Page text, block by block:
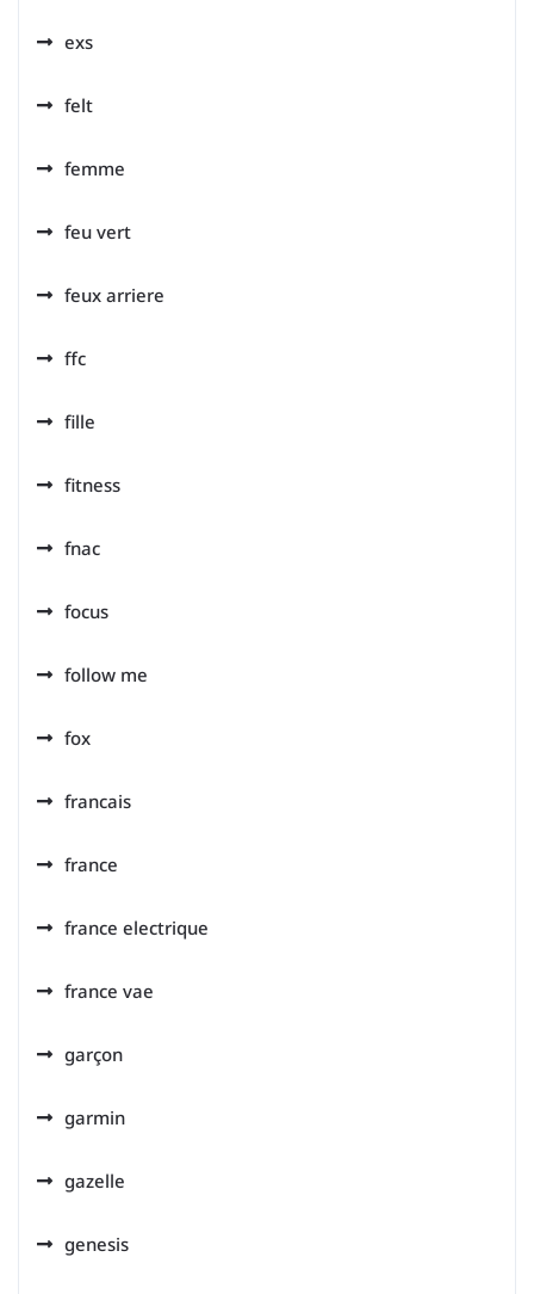
exs
felt
femme
feu vert
feux arriere
ffc
fille
fitness
fnac
focus
follow me
fox
francais
france
france electrique
france vae
garçon
garmin
gazelle
genesis